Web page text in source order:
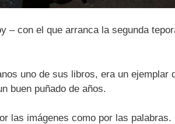
con el que arranca la segunda
uno de sus libros, era un ejemplar
buen puñado de años.
las imágenes como por las palabras.